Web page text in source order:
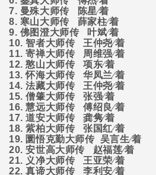
7. 曼殊大师传
陈星∕着
8. 寒山大师传
薛家柱∕着
9. 佛图澄大师传
叶斌∕着
10.智者大师传
王仲尧∕着
11.寄禅大师传
周维强∕着
12.憨山大师传
项东∕着
13.怀海大师传
华凤兰∕着
14.法藏大师传
王仲尧∕着
15.僧肇大师传
张强∕着
16.慧远大师传
傅绍良∕着
17.道安大师传
龚隽∕着
18.紫柏大师传
张国红∕着
19. 圜悟克勤大师传 吴言生∕着
20.安世高大师传
赵福莲∕着
21. 义净大师传
王亚荣∕着
22.真谛大师传 李利安∕着